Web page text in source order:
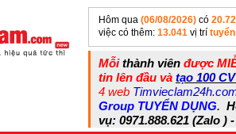
Hôm qua (06/08/2026) có
việc có thêm: 13.041 vị trí
Mỗithành viên được
tin lên đầu và tạo 100
4 web
Group TUYỂN DỤNG.
vụ: 0971.888.621 (Zalo )